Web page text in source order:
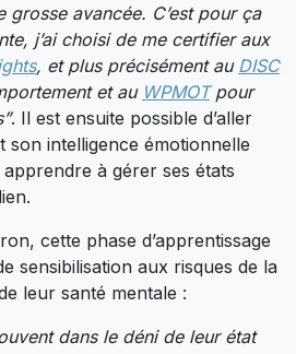
grosse avancée. C’est pour ça
j’ai choisi de me certifier aux
, et plus précisément au DISC
et au WPMOTpour
. Il est ensuite possible d’aller
son intelligence émotionnelle
apprendre à gérer ses états
cette phase d’apprentissage
sensibilisation aux risques de la
leur santé mentale :
dans le déni de leur état